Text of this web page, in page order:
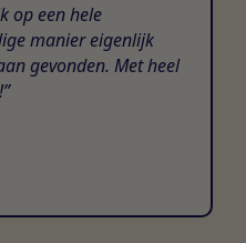
op een hele
manier eigenlijk
gevonden. Met heel